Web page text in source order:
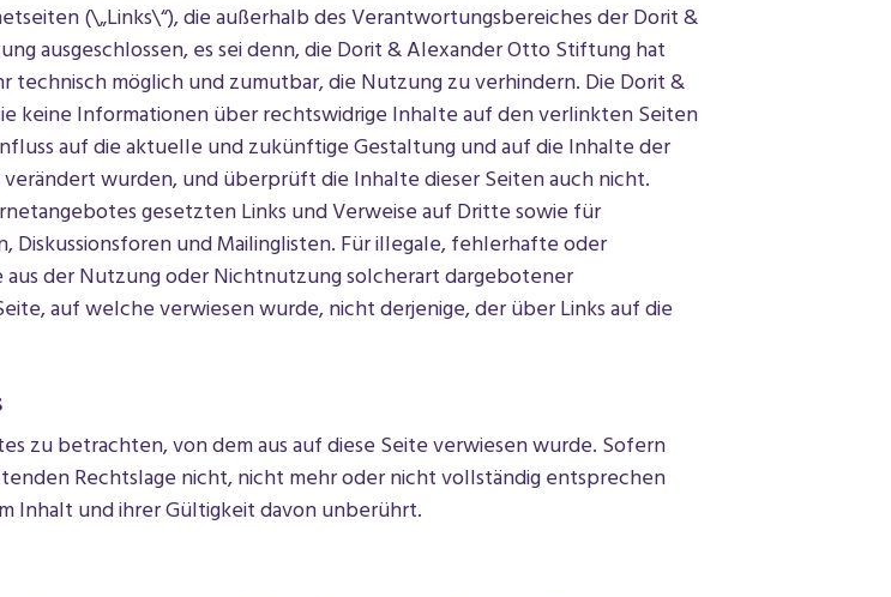
(\„Links\“), die außerhalb des Verantwortungsbereiches der Dorit &
ausgeschlossen, es sei denn, die Dorit & Alexander Otto Stiftung hat
möglich und zumutbar, die Nutzung zu verhindern. Die Dorit &
keine Informationen über rechtswidrige Inhalte auf den verlinkten Seiten
auf die aktuelle und zukünftige Gestaltung und auf die Inhalte der
wurden, und überprüft die Inhalte dieser Seiten auch nicht.
gesetzten Links und Verweise auf Dritte sowie für
und Mailinglisten. Für illegale, fehlerhafte oder
der Nutzung oder Nichtnutzung solcherart dargebotener
auf welche verwiesen wurde, nicht derjenige, der über Links auf die
zu betrachten, von dem aus auf diese Seite verwiesen wurde. Sofern
Rechtslage nicht, nicht mehr oder nicht vollständig entsprechen
Inhalt und ihrer Gültigkeit davon unberührt.